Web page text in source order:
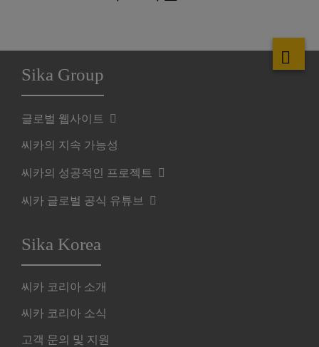
Sika Group
글로벌 웹사이트
씨카의 지속 가능성
씨카의 성공적인 프로젝트
씨카 글로벌 공식 유튜브
Sika Korea
씨카 코리아 소개
씨카 코리아 소식
고객 문의 및 지원